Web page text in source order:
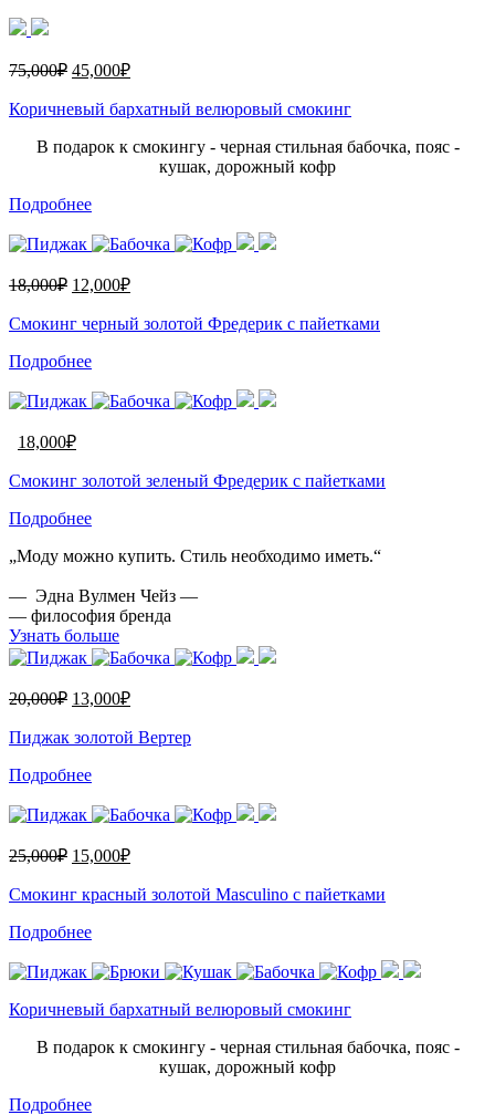
75,000₽ 45,000₽
Коричневый бархатный велюровый смокинг
В подарок к смокингу - черная стильная бабочка, пояс -
кушак, дорожный кофр
Подробнее
18,000₽ 12,000₽
Смокинг черный золотой Фредерик с пайетками
Подробнее
18,000₽
Смокинг золотой зеленый Фредерик с пайетками
Подробнее
„Моду можно купить. Стиль необходимо иметь.“
— Эдна Вулмен Чейз —
— философия бренда
Узнать больше
20,000₽ 13,000₽
Пиджак золотой Вертер
Подробнее
25,000₽ 15,000₽
Смокинг красный золотой Masculino с пайетками
Подробнее
Коричневый бархатный велюровый смокинг
В подарок к смокингу - черная стильная бабочка, пояс -
кушак, дорожный кофр
Подробнее